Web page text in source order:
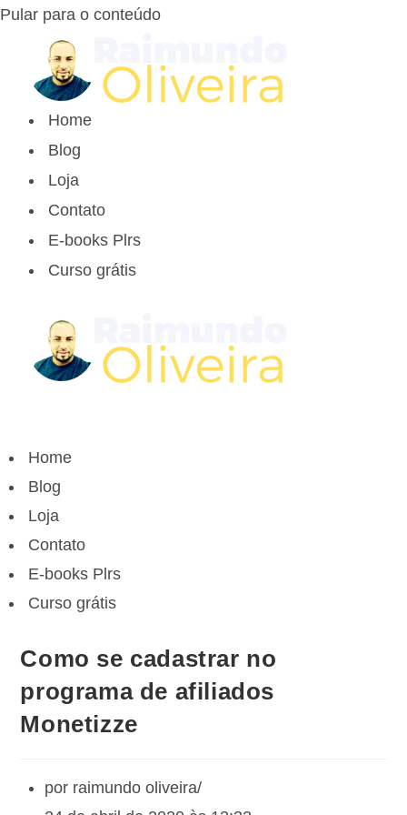
Pular para o conteúdo
Home
Blog
Loja
Contato
E-books Plrs
Curso grátis
navegação
de
navegação
Home
Blog
Loja
Contato
E-books Plrs
Curso grátis
Como se cadastrar no
programa de afiliados
Monetizze
por raimundo oliveira